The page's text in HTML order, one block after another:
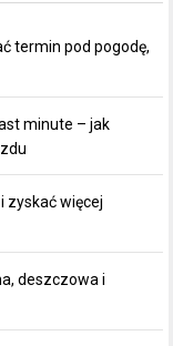
termin pod pogodę,
minute – jak
zyskać więcej
deszczowa i